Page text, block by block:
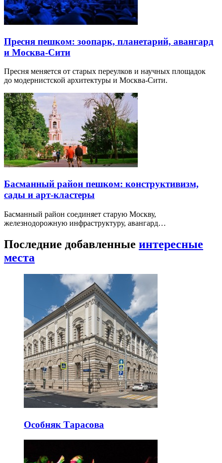
Пресня пешком: зоопарк, планетарий, авангард
и Москва-Сити
Пресня меняется от старых переулков и научных площадок
до модернистской архитектуры и Москва-Сити.
Басманный район пешком: конструктивизм,
сады и арт-кластеры
Басманный район соединяет старую Москву,
железнодорожную инфраструктуру, авангард…
Последние добавленные интересные
места
Особняк Тарасова